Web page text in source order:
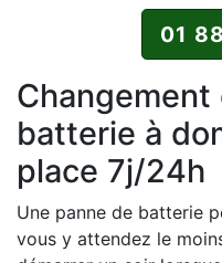
01
batterie à
place 7j/24h
Une panne de batterie
vous y attendez le